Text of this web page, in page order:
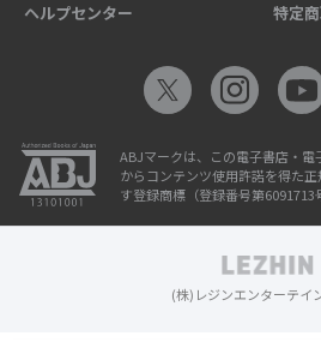
ヘルプセンター 特定
ABJマークは、この電子書店・
からコンテンツ使用許諾を得た
す登録商標（登録番号第6091713
(株)レジンエンターテイ